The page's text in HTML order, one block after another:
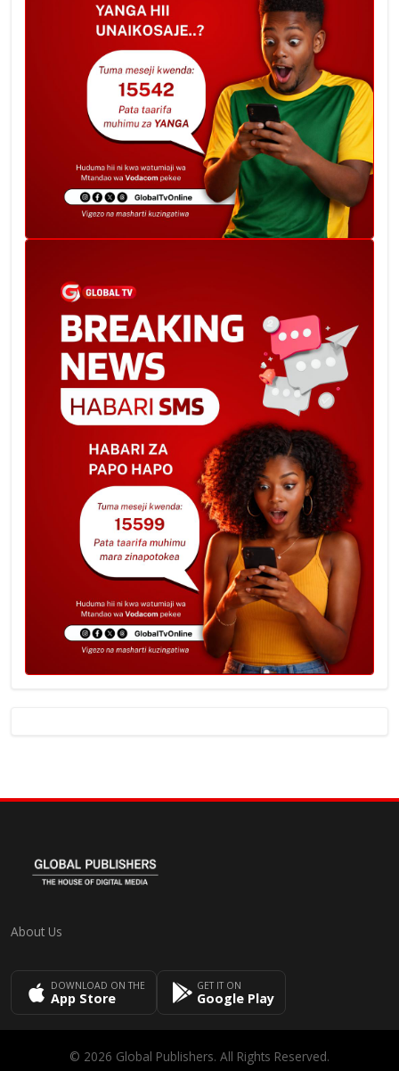
About Us
DOWNLOAD ON THE
App Store
GET IT ON
Google Play
© 2026 Global Publishers. All Rights Reserved.